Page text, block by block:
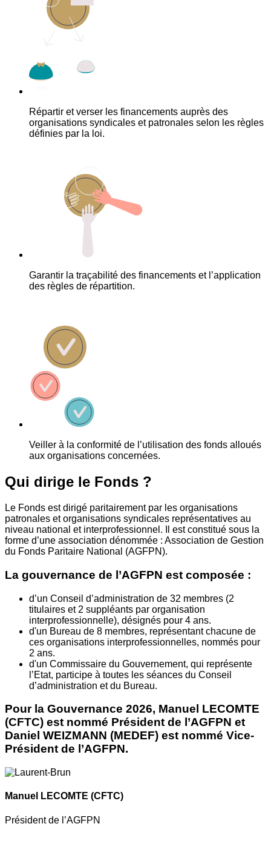
Répartir et verser les financements auprès des
organisations syndicales et patronales selon les règles
définies par la loi.
Garantir la traçabilité des financements et l’application
des règles de répartition.
Veiller à la conformité de l’utilisation des fonds alloués
aux organisations concernées.
Qui dirige le Fonds ?
Le Fonds est dirigé paritairement par les organisations
patronales et organisations syndicales représentatives au
niveau national et interprofessionnel. Il est constitué sous la
forme d’une association dénommée : Association de Gestion
du Fonds Paritaire National (AGFPN).
La gouvernance de l’AGFPN est composée :
d’un Conseil d’administration de 32 membres (2
titulaires et 2 suppléants par organisation
interprofessionnelle), désignés pour 4 ans.
d'un Bureau de 8 membres, représentant chacune de
ces organisations interprofessionnelles, nommés pour
2 ans.
d'un Commissaire du Gouvernement, qui représente
l’Etat, participe à toutes les séances du Conseil
d’administration et du Bureau.
Pour la Gouvernance 2026, Manuel LECOMTE
(CFTC) est nommé Président de l’AGFPN et
Daniel WEIZMANN (MEDEF) est nommé Vice-
Président de l’AGFPN.
Manuel LECOMTE (CFTC)
Président de l’AGFPN